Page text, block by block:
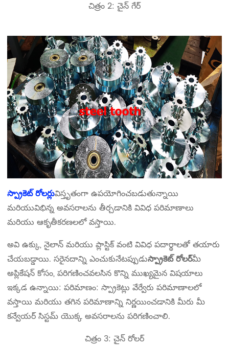
చిత్రం 2: చైన్ గేర్
స్ప్రాకెట్ రోలర్లువిస్తృతంగా ఉపయోగించబడుతున్నాయి
మరియువిభిన్న అవసరాలను తీర్చడానికి వివిధ పరిమాణాలు
మరియు ఆకృతీకరణలలో వస్తాయి.
అవి ఉక్కు, నైలాన్ మరియు ప్లాస్టిక్ వంటి వివిధ పదార్థాలతో తయారు
చేయబడ్డాయి. సరైనదాన్ని ఎంచుకునేటప్పుడుస్ప్రాకెట్ రోలర్మీ
అప్లికేషన్ కోసం, పరిగణించవలసిన కొన్ని ముఖ్యమైన విషయాలు
ఇక్కడ ఉన్నాయి: పరిమాణం: స్ప్రాకెట్లు వేర్వేరు పరిమాణాలలో
వస్తాయి మరియు తగిన పరిమాణాన్ని నిర్ణయించడానికి మీరు మీ
కన్వేయర్ సిస్టమ్ యొక్క అవసరాలను పరిగణించాలి.
చిత్రం 3: చైన్ రోలర్